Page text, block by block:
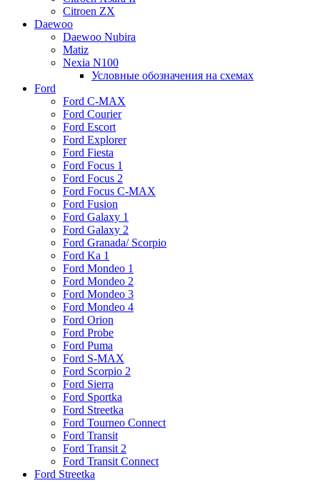
Citroen ZX
Daewoo
Daewoo Nubira
Matiz
Nexia N100
Условные обозначения на схемах
Ford
Ford C-MAX
Ford Courier
Ford Escort
Ford Explorer
Ford Fiesta
Ford Focus 1
Ford Focus 2
Ford Focus C-MAX
Ford Fusion
Ford Galaxy 1
Ford Galaxy 2
Ford Granada/ Scorpio
Ford Ka 1
Ford Mondeo 1
Ford Mondeo 2
Ford Mondeo 3
Ford Mondeo 4
Ford Orion
Ford Probe
Ford Puma
Ford S-MAX
Ford Scorpio 2
Ford Sierra
Ford Sportka
Ford Streetka
Ford Tourneo Connect
Ford Transit
Ford Transit 2
Ford Transit Connect
Ford Streetka